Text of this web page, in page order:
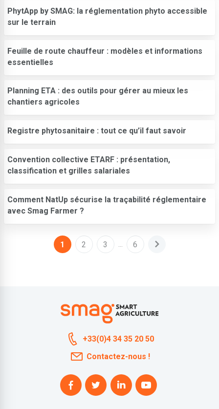
PhytApp by SMAG: la réglementation phyto accessible
sur le terrain
Feuille de route chauffeur : modèles et informations
essentielles
Planning ETA : des outils pour gérer au mieux les
chantiers agricoles
Registre phytosanitaire : tout ce qu’il faut savoir
Convention collective ETARF : présentation,
classification et grilles salariales
Comment NatUp sécurise la traçabilité réglementaire
avec Smag Farmer ?
1 2 3 6
+33(0)4 34 35 20 50
Contactez-nous !